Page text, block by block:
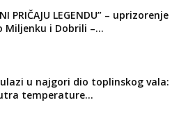
PRIČAJU LEGENDU” – uprizorenje
Miljenku i Dobrili –...
u najgori dio toplinskog vala:
temperature...